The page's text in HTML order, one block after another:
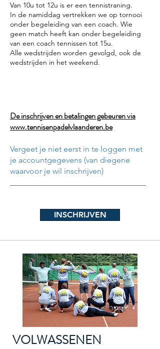
Van 10u tot 12u is er een tennistraning.
In de namiddag vertrekken we op tornooi
onder begeleiding van een coach. Wie
geen match heeft kan onder begeleiding
van een coach tennissen tot 15u.
Alle wedstrijden worden gevolgd, ook de
wedstrijden in het weekend.
De inschrijven en betalingen gebeuren via
www.tennisenpadelvlaanderen.be
Vergeet je niet eerst in te loggen met
je accountgegevens (van diegene
waarvoor je wil inschrijven)
INSCHRIJVEN
VOLWASSENEN